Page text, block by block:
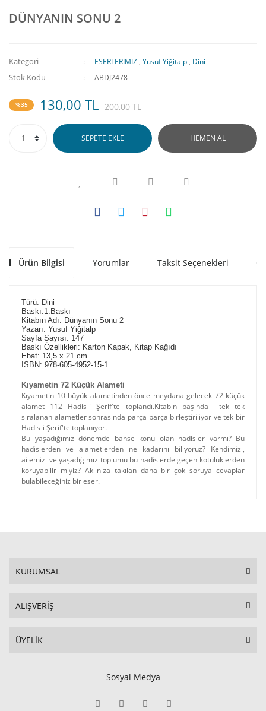
DÜNYANIN SONU 2
Kategori ESERLERİMİZ ,Yusuf Yiğitalp , Dini
Stok Kodu ABDJ2478
%35 130,00 TL 200,00 TL
SEPETE EKLE HEMEN AL
Ürün Bilgisi Yorumlar Taksit Seçenekleri
Türü: Dini
Baskı:1.Baskı
Kitabın Adı: Dünyanın Sonu 2
Yazarı: Yusuf Yiğitalp
Sayfa Sayısı: 147
Baskı Özellikleri: Karton Kapak, Kitap Kağıdı
Ebat: 13,5 x 21 cm
ISBN: 978-605-4952-15-1
Kıyametin 72 Küçük Alameti
Kıyametin 10 büyük alametinden önce meydana gelecek 72 küçük
alamet 112 Hadis-i Şerif'te toplandı.Kitabın başında tek tek
sıralanan alametler sonrasında parça parça birleştiriliyor ve tek bir
Hadis-i Şerif'te toplanıyor.
Bu yaşadığımız dönemde bahse konu olan hadisler varmı? Bu
hadislerden ve alametlerden ne kadarını biliyoruz? Kendimizi,
ailemizi ve yaşadığımız toplumu bu hadislerde geçen kötülüklerden
koruyabilir miyiz? Aklınıza takılan daha bir çok soruya cevaplar
bulabileceğiniz bir eser.
KURUMSAL
ALIŞVERİŞ
ÜYELİK
Sosyal Medya